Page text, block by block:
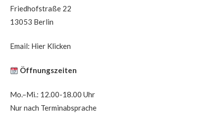
Friedhofstraße 22
13053 Berlin
Email: Hier Klicken
Öffnungszeiten
Mo.–Mi.: 12.00-18.00 Uhr
Nur nach Terminabsprache